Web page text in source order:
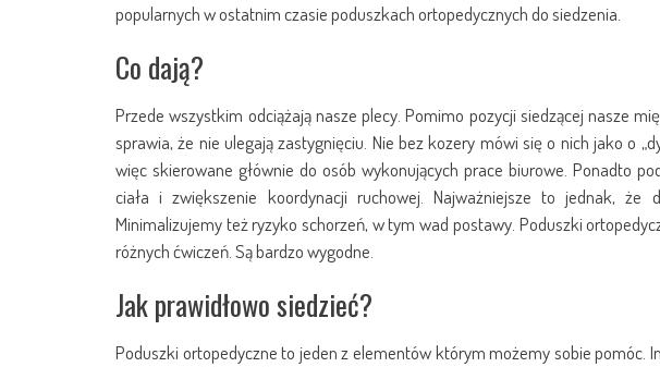
popularnych w ostatnim czasie poduszkach ortopedycznych do siedzenia.
Co dają?
Przede wszystkim odciążają nasze plecy. Pomimo pozycji siedzącej nasze
sprawia, że nie ulegają zastygnięciu. Nie bez kozery mówi się o nich jako o
więc skierowane głównie do osób wykonujących prace biurowe. Ponadto
ciała i zwiększenie koordynacji ruchowej. Najważniejsze to jednak, że
Minimalizujemy też ryzyko schorzeń, w tym wad postawy. Poduszki
różnych ćwiczeń. Są bardzo wygodne.
Jak prawidłowo siedzieć?
Poduszki ortopedyczne to jeden z elementów którym możemy sobie pomóc.